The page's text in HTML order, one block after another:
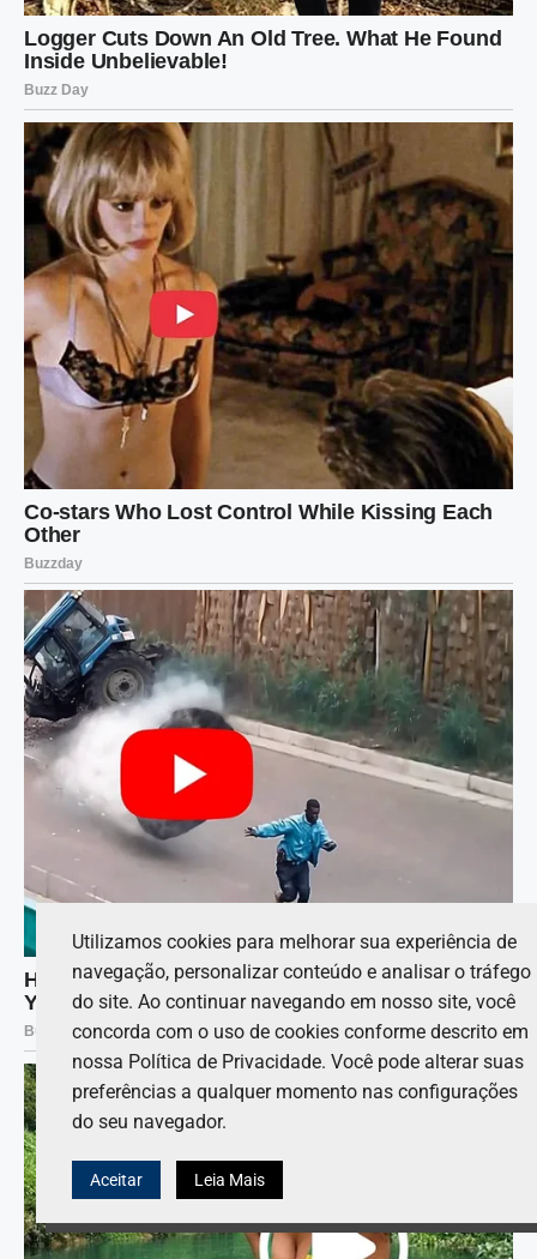
Utilizamos cookies para melhorar sua experiência de
navegação, personalizar conteúdo e analisar o tráfego
do site. Ao continuar navegando em nosso site, você
concorda com o uso de cookies conforme descrito em
nossa Política de Privacidade. Você pode alterar suas
preferências a qualquer momento nas configurações
do seu navegador.
Aceitar Leia Mais